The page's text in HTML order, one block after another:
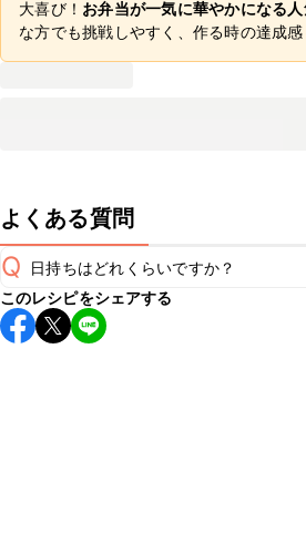
大喜び！ お弁当が一気に華やかになる
な方でも挑戦しやすく、作る時の達成感
よくある質問
Q 日持ちはどれくらいですか？
保存期間は冷蔵で翌日中が目安です。
し上がりください。
このレシピをシェアする